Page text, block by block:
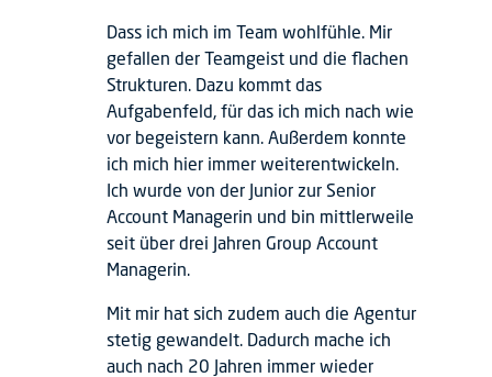
Dass ich mich im Team wohlfühle. Mir
gefallen der Teamgeist und die flachen
Strukturen. Dazu kommt das
Aufgabenfeld, für das ich mich nach wie
vor begeistern kann. Außerdem konnte
ich mich hier immer weiterentwickeln.
Ich wurde von der Junior zur Senior
Account Managerin und bin mittlerweile
seit über drei Jahren Group Account
Managerin.
Mit mir hat sich zudem auch die Agentur
stetig gewandelt. Dadurch mache ich
auch nach 20 Jahren immer wieder